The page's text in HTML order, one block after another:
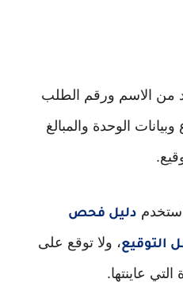
من الاسم ورقم الطلب
الوحدة والمبالغ
دليل فحص
التوقيع، ولا توقع على
عاينتها.